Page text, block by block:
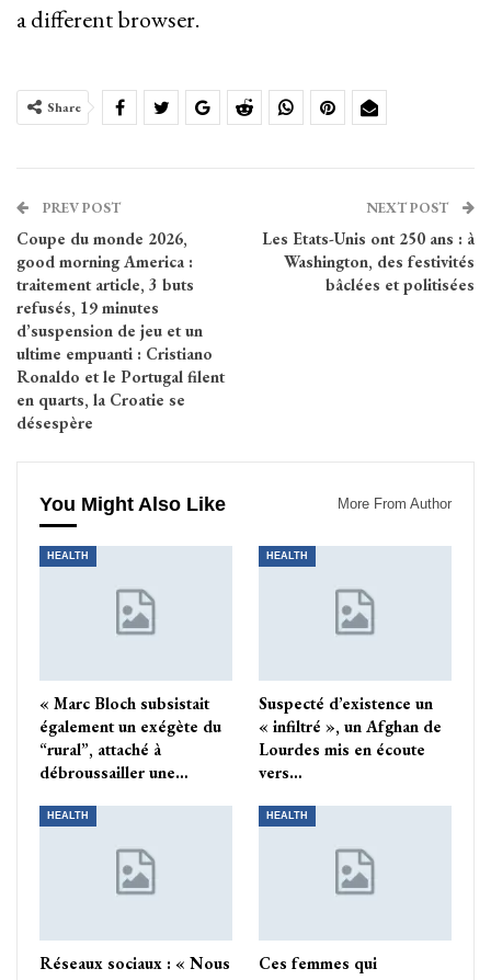
a different browser.
Share
PREV POST
Coupe du monde 2026,
good morning America :
traitement article, 3 buts
refusés, 19 minutes
d’suspension de jeu et un
ultime empuanti : Cristiano
Ronaldo et le Portugal filent
en quarts, la Croatie se
désespère
NEXT POST
Les Etats-Unis ont 250 ans : à
Washington, des festivités
bâclées et politisées
You Might Also Like More From Author
HEALTH
« Marc Bloch subsistait
également un exégète du
“rural”, attaché à
débroussailler une…
HEALTH
Suspecté d’existence un
« infiltré », un Afghan de
Lourdes mis en écoute
vers…
HEALTH
Réseaux sociaux : « Nous
HEALTH
Ces femmes qui